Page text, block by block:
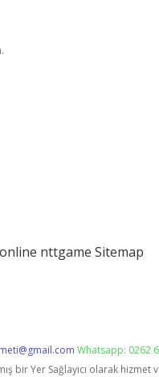
nttgame Sitemap
Whatsapp: 0262
bir Yer Sağlayıcı olarak